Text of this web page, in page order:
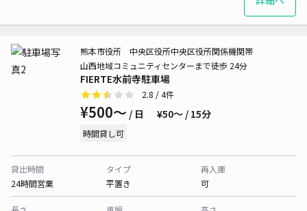
FIERTE水前寺駐車場
熊本市役所 中央区役所中央区役所関係機関帯
山西地域コミュニティセンターまで徒歩 24分
2.8 / 4件
¥500〜 / 日 ¥50〜 / 15分
時間貸し可
貸出時間
24時間営業
タイプ
平置き
再入庫
可